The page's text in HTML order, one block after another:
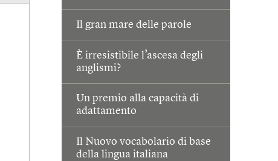
Il gran mare delle parole
È irresistibile l’ascesa degli
anglismi?
Un premio alla capacità di
adattamento
Il Nuovo vocabolario di base
della lingua italiana